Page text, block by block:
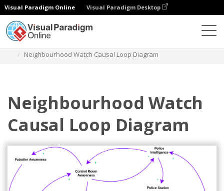
Visual Paradigm Online Visual Paradigm Desktop
Neighbourhood Watch Causal Loop Diagram
Neighbourhood Watch
Causal Loop Diagram